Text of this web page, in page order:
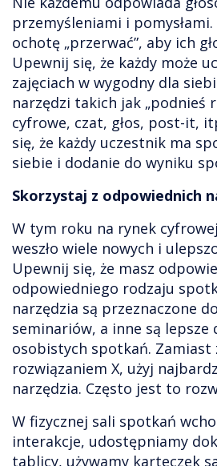
przemyśleniami i
ochotę „przerwać”, aby ich
Upewnij się, że każdy może
zajęciach w wygodny dla
narzędzi takich jak „podnieś
cyfrowe, czat, głos, post-it,
się, że każdy uczestnik ma
siebie i dodanie do wyniku
Skorzystaj z odpowiednich
W tym roku na rynek
weszło wiele nowych i
Upewnij się, że masz
odpowiedniego rodzaju
narzędzia są przeznaczone
seminariów, a inne są lepsze
osobistych spotkań. Zamiast
rozwiązaniem X, użyj
narzędzia. Często jest to
W fizycznej sali spotkań
interakcje, udostępniamy
tablicy, używamy karteczek